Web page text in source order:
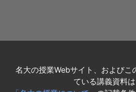
名大の授業Webサイト、およびこ
ている講義資料は